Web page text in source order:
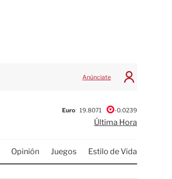
Anúnciate
I
c
a
e
s
Euro 19.8071
-0.0239
64,835.91
+477.92
Plata
63.56
+1.95
Última Hora
Opinión Juegos Estilo de Vida